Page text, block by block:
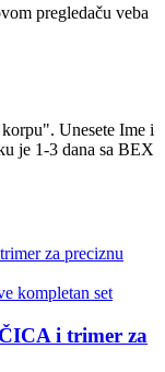
pregledaču veba
Unesete Ime i
je 1-3 dana sa BEX
i trimer za